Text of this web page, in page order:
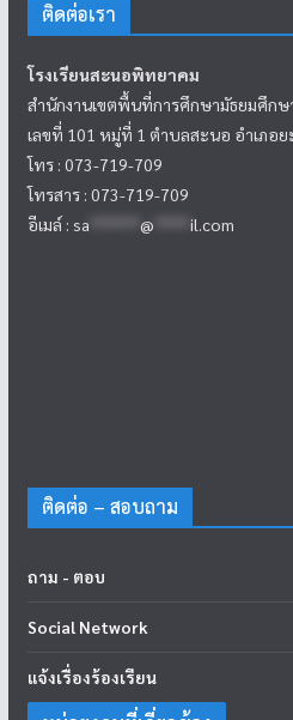
ติดต่อเรา
โรงเรียนสะนอพิทยาคม
สำนักงานเขตพื้นที่การศึกษามัธยมศึก
เลขที่ 101 หมู่ที่ 1 ตำบลสะนอ อำเภอ
โทร : 073-719-709
โทรสาร : 073-719-709
อีเมล์ : sa @ il.com
ติดต่อ – สอบถาม
ถาม - ตอบ
Social Network
แจ้งเรื่องร้องเรียน